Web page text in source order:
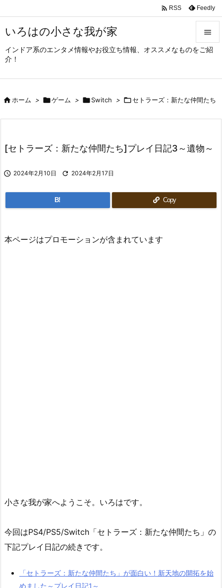
いろはの小さな我が家
インドア系のエンタメ情報やお役立ち情報、オススメなものをご紹
介！





 RSS Feedly
ホーム > ゲーム > Switch > セトラーズ：新たな仲間たち
[セトラーズ：新たな仲間たち]プレイ日記3～遺物～
 2024年2月10日  2024年2月17日
B! Copy
本ページはプロモーションが含まれています
小さな我が家へようこそ。いろはです。
今回はPS4/PS5/Switch「セトラーズ：新たな仲間たち」の
下記プレイ日記の続きです。
「セトラーズ：新たな仲間たち」が面白い！新天地の開拓を始
めました～プレイ日記1～